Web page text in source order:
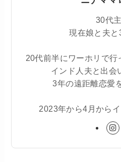
30代
現在娘と夫と
20代前半にワーホリで
インド人夫と出会
3年の遠距離恋愛
2023年から4月から